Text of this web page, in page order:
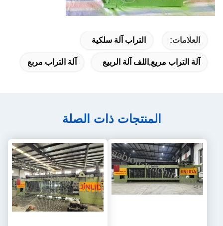
العلامات: التراب آلة سلكية
آلة التراب مربع,اللف آلة الربيع آلة التراب مربع
المنتجات ذات الصلة